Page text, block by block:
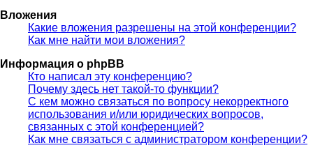
Вложения
Какие вложения разрешены на этой конференции?
Как мне найти мои вложения?
Информация о phpBB
Кто написал эту конференцию?
Почему здесь нет такой-то функции?
С кем можно связаться по вопросу некорректного
использования и/или юридических вопросов,
связанных с этой конференцией?
Как мне связаться с администратором конференции?